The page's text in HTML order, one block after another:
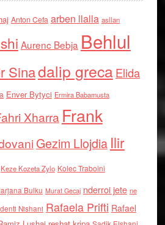
Anton Cefa arben llalla asllan
Aurenc Bebja Behlul
Sinadalip grecaElida
Enver Bytyci Ermira Babamusta
Xharra Frank
Gezim Llojdia Ilir
Keze Kozeta Zylo Kolec Traboini
Bulku Murat Gecaj nderroi jete ne
Nishani Rafaela Prifti Rafael